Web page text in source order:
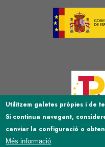
Image
Utilitzem galetes pròpies i de
Si continua navegant,
canviar la configuració o
Més informació